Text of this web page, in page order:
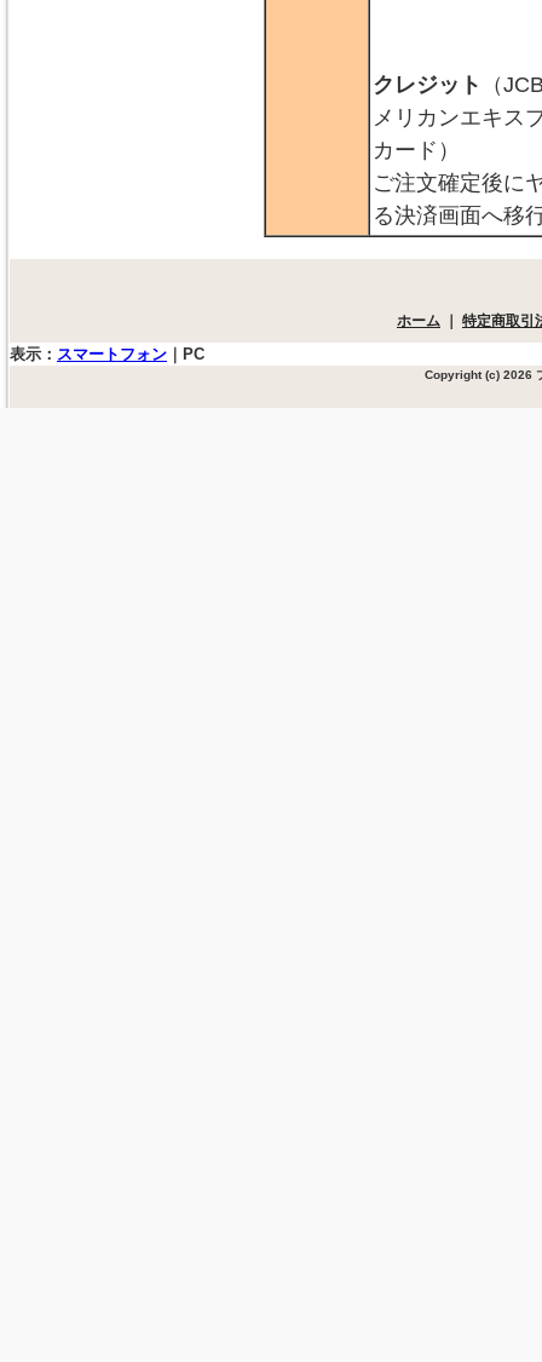
クレジット
（
メリカンエキス
カード）
ご注文確定後に
る決済画面へ移
ホーム ｜ 特定商取引
表示： スマートフォン PC
Copyright (c) 2026